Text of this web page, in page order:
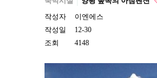
작성자
이엔에스
작성일
12-30
조회
4148